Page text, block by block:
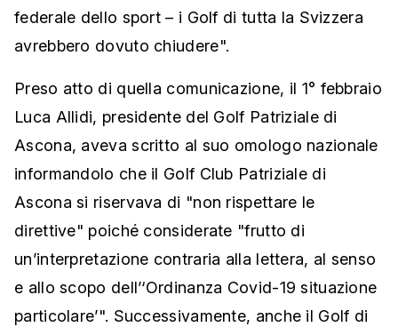
federale dello sport – i Golf di tutta la Svizzera
avrebbero dovuto chiudere".
Preso atto di quella comunicazione, il 1° febbraio
Luca Allidi, presidente del Golf Patriziale di
Ascona, aveva scritto al suo omologo nazionale
informandolo che il Golf Club Patriziale di
Ascona si riservava di "non rispettare le
direttive" poiché considerate "frutto di
un’interpretazione contraria alla lettera, al senso
e allo scopo dell’‘Ordinanza Covid-19 situazione
particolare’". Successivamente, anche il Golf di